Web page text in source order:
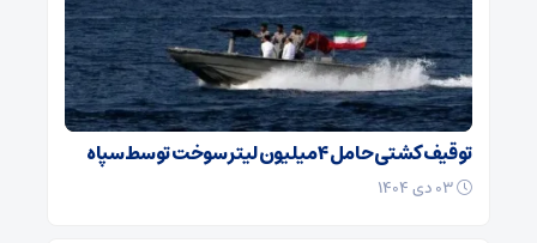
توقیف کشتی حامل ۴ میلیون لیتر سوخت توسط سپاه